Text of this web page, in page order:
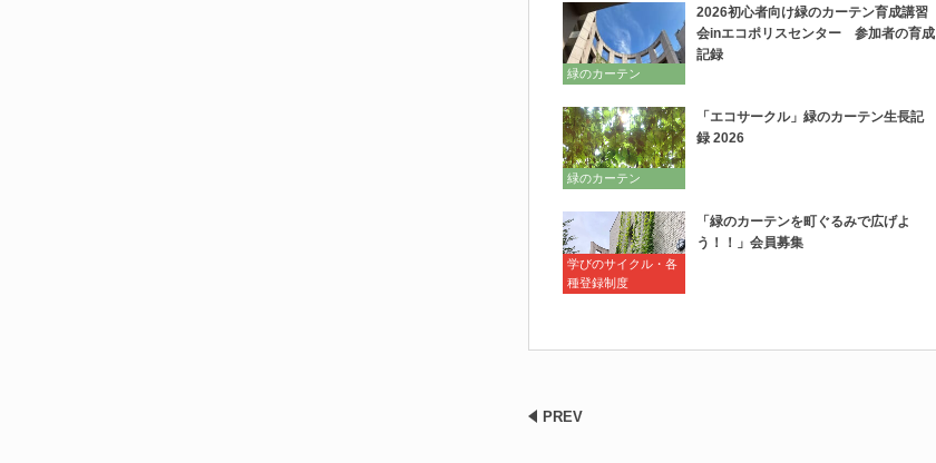
緑のカーテン
2026初心者向け緑のカーテン育成講習
会inエコポリスセンター 参加者の育成
記録
緑のカーテン
「エコサークル」緑のカーテン生長記
録 2026
学びのサイクル・各
種登録制度
「緑のカーテンを町ぐるみで広げよ
う！！」会員募集
PREV